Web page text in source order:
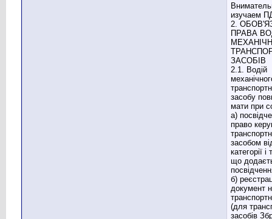
изучаем
2.
ПРАВА
ЗАСОБІВ
2.1. Водій
засобу
мати при
а)
право
засобом
категорії і
що
б)
документ
(для
засобів